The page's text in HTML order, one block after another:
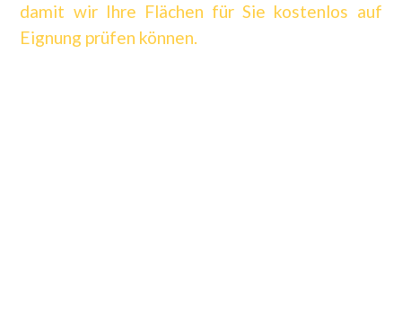
damit wir Ihre Flächen für Sie kostenlos auf
Eignung prüfen können.